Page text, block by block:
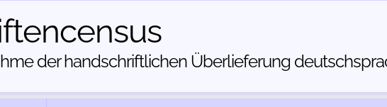
der handschriftlichen Über­lieferung